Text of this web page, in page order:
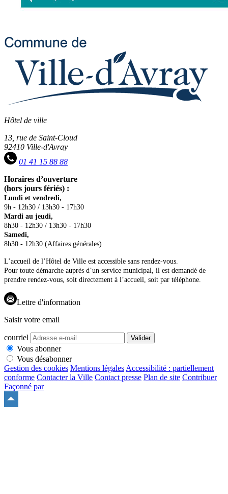
Hôtel de ville
13, rue de Saint-Cloud
92410 Ville-d'Avray
01 41 15 88 88
Horaires d’ouverture
(hors jours fériés) :
Lundi et vendredi,
9h - 12h30 / 13h30 - 17h30
Mardi au jeudi,
8h30 - 12h30 / 13h30 - 17h30
Samedi,
8h30 - 12h30 (Affaires générales)
L’accueil de l’Hôtel de Ville est accessible sans rendez-vous.
Pour toute démarche auprès d’un service municipal, il est demandé de
prendre rendez-vous, soit directement à l’accueil, soit par téléphone.
Lettre d'information
Saisir votre email
courriel Valider
Vous abonner
Vous désabonner
Gestion des cookies Mentions légales Accessibilité : partiellement
conforme Contacter la Ville Contact presse Plan de site Contribuer
Façonné par